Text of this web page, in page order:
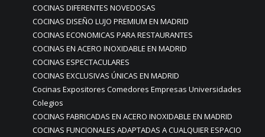
COCINAS DIFERENTES NOVEDOSAS
COCINAS DISEÑO LUJO PREMIUM EN MADRID
COCINAS ECONOMICAS PARA RESTAURANTES
COCINAS EN ACERO INOXIDABLE EN MADRID
COCINAS ESPECTACULARES
COCINAS EXCLUSIVAS ÚNICAS EN MADRID
Cocinas Expositores Comedores Empresas Universidades
Colegios
COCINAS FABRICADAS EN ACERO INOXIDABLE EN MADRID
COCINAS FUNCIONALES ADAPTADAS A CUALQUIER ESPACIO